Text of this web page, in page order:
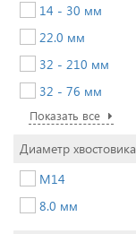
14 - 30 мм
22.0 мм
32 - 210 мм
32 - 76 мм
Показать все
Диаметр хвостовика
M14
8.0 мм